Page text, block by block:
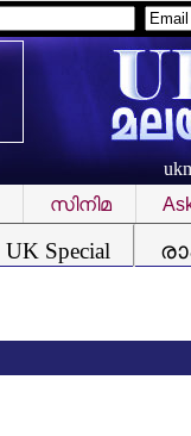
സിനിമ
UK Special